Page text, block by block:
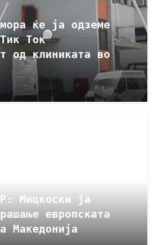
ќе ја одземе
Ток
од клиниката во
Мицкоски ја
европската
Македонија